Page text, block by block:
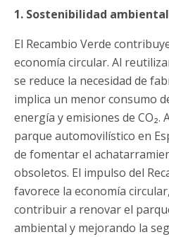
1. Sostenibilidad ambiental
El Recambio Verde
economía circular. Al
se reduce la necesidad de
implica un menor consumo
energía y emisiones de CO₂.
parque automovilístico en
de fomentar el
obsoletos. El impulso del
favorece la economía
contribuir a renovar el
ambiental y mejorando la